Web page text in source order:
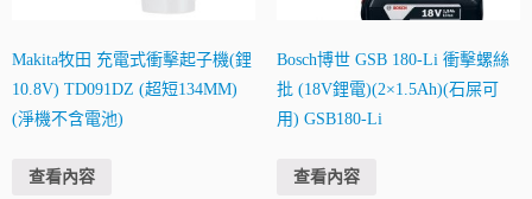
Makita牧田 充電式衝擊起子機(鋰
10.8V) TD091DZ (超短134MM)
(淨機不含電池)
查看內容
Bosch博世 GSB 180-Li 衝擊螺絲
批 (18V鋰電)(2×1.5Ah)(石屎可
用) GSB180-Li
查看內容